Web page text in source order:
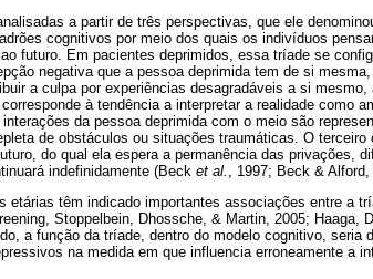
a partir de três perspectivas, que ele
cognitivos por meio dos quais os indivíduos
futuro. Em pacientes deprimidos, essa tríade se
negativa que a pessoa deprimida tem de si
a culpa por experiências desagradáveis a si mesmo,
à tendência a interpretar a realidade como
da pessoa deprimida com o meio são
de obstáculos ou situações traumáticas. O terceiro
do qual ela espera a permanência das privações,
indefinidamente (Beck et al.
, 1997; Beck & Alford,
têm indicado importantes associações entre a
Stoppelbein, Dhossche, & Martin, 2005; Haaga,
a função da tríade, dentro do modelo cognitivo, seria
na medida em que influencia erroneamente a